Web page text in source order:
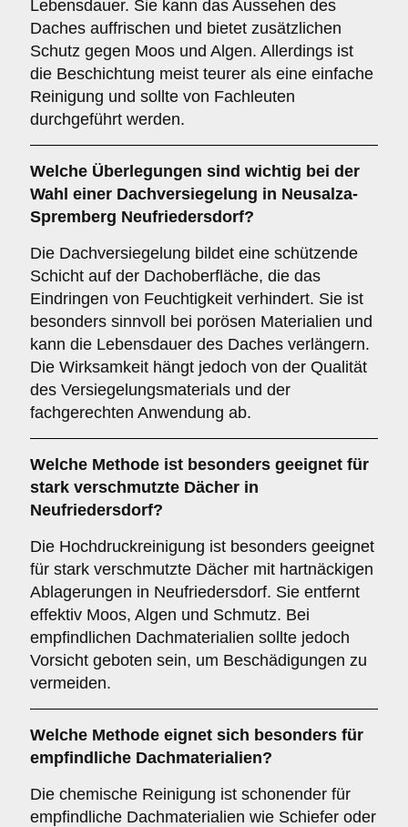
Lebensdauer. Sie kann das Aussehen des
Daches auffrischen und bietet zusätzlichen
Schutz gegen Moos und Algen. Allerdings ist
die Beschichtung meist teurer als eine einfache
Reinigung und sollte von Fachleuten
durchgeführt werden.
Welche Überlegungen sind wichtig bei der
Wahl einer Dachversiegelung in Neusalza-
Spremberg Neufriedersdorf?
Die Dachversiegelung bildet eine schützende
Schicht auf der Dachoberfläche, die das
Eindringen von Feuchtigkeit verhindert. Sie ist
besonders sinnvoll bei porösen Materialien und
kann die Lebensdauer des Daches verlängern.
Die Wirksamkeit hängt jedoch von der Qualität
des Versiegelungsmaterials und der
fachgerechten Anwendung ab.
Welche Methode ist besonders geeignet für
stark verschmutzte Dächer in
Neufriedersdorf?
Die Hochdruckreinigung ist besonders geeignet
für stark verschmutzte Dächer mit hartnäckigen
Ablagerungen in Neufriedersdorf. Sie entfernt
effektiv Moos, Algen und Schmutz. Bei
empfindlichen Dachmaterialien sollte jedoch
Vorsicht geboten sein, um Beschädigungen zu
vermeiden.
Welche Methode eignet sich besonders für
empfindliche Dachmaterialien?
Die chemische Reinigung ist schonender für
empfindliche Dachmaterialien wie Schiefer oder